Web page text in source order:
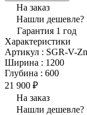
На заказ
Нашли дешевле?
Гарантия 1 год
Характеристики
Артикул : SGR-V-
Ширина : 1200
Глубина : 600
21 900 ₽
На заказ
Нашли дешевле?